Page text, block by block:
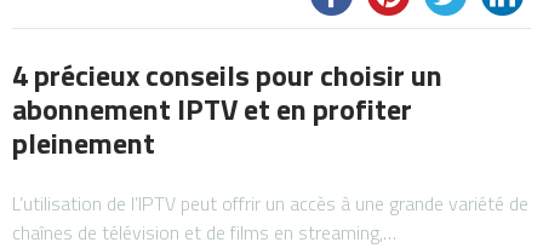
4 précieux conseils pour choisir un
abonnement IPTV et en profiter
pleinement
L’utilisation de l’IPTV peut offrir un accès à une grande variété de
chaînes de télévision et de films en streaming,…